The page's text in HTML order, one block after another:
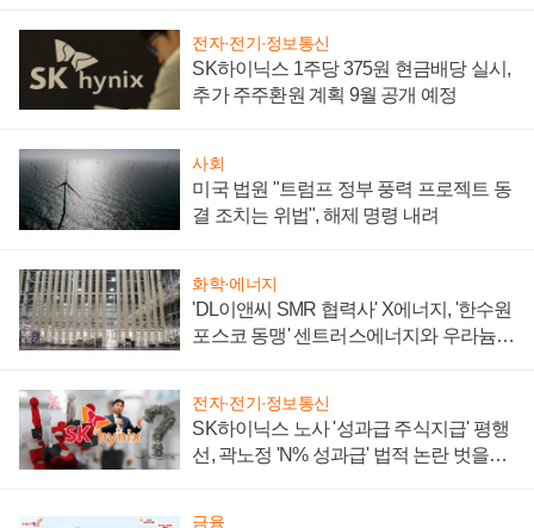
전자·전기·정보통신
SK하이닉스 1주당 375원 현금배당 실시,
추가 주주환원 계획 9월 공개 예정
사회
미국 법원 "트럼프 정부 풍력 프로젝트 동
결 조치는 위법", 해제 명령 내려
화학·에너지
'DL이앤씨 SMR 협력사' X에너지, '한수원
포스코 동맹' 센트러스에너지와 우라늄
전자·전기·정보통신
SK하이닉스 노사 '성과급 주식지급' 평행
선, 곽노정 'N% 성과급' 법적 논란 벗을지
금융